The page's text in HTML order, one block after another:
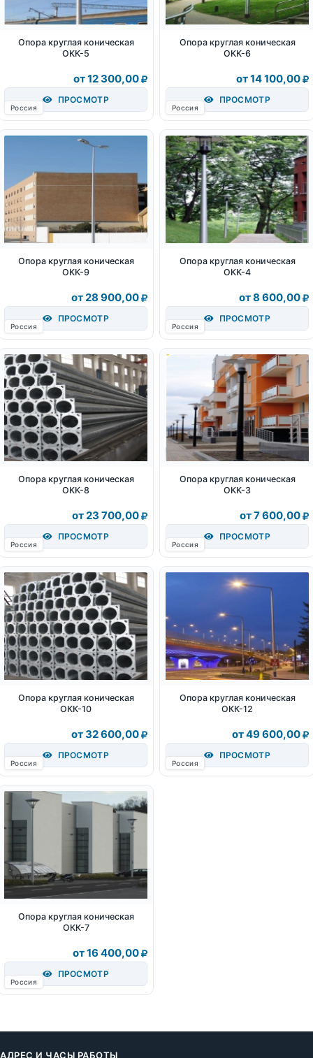
Опора круглая коническая
ОКК-5
от 12 300,00
ПРОСМОТР
Россия
Опора круглая коническая
ОКК-6
от 14 100,00
ПРОСМОТР
Россия
Опора круглая коническая
ОКК-9
от 28 900,00
ПРОСМОТР
Россия
Опора круглая коническая
ОКК-4
от 8 600,00
ПРОСМОТР
Россия
Опора круглая коническая
ОКК-8
от 23 700,00
ПРОСМОТР
Россия
Опора круглая коническая
ОКК-3
от 7 600,00
ПРОСМОТР
Россия
Опора круглая коническая
ОКК-10
от 32 600,00
ПРОСМОТР
Россия
Опора круглая коническая
ОКК-12
от 49 600,00
ПРОСМОТР
Россия
Опора круглая коническая
ОКК-7
от 16 400,00
ПРОСМОТР
Россия
АДРЕС И ЧАСЫ РАБОТЫ